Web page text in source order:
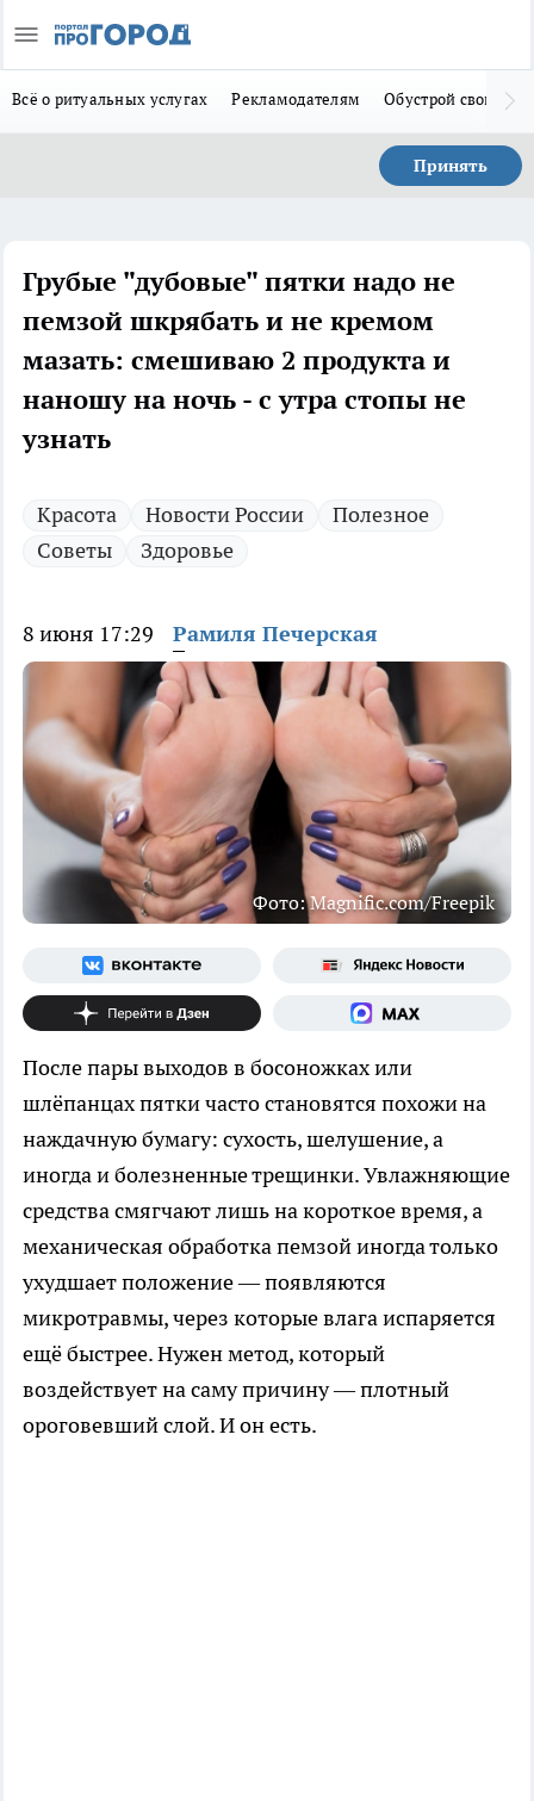
Всё о ритуальных услугах Рекламодателям Обустрой свой дом
Принять
Грубые "дубовые" пятки надо не
пемзой шкрябать и не кремом
мазать: смешиваю 2 продукта и
наношу на ночь - с утра стопы не
узнать
Красота Новости России
Полезное
Советы
Здоровье
8 июня 17:29 Рамиля Печерская
Фото: Magnific.com/Freepik
После пары выходов в босоножках или
шлёпанцах пятки часто становятся похожи на
наждачную бумагу: сухость, шелушение, а
иногда и болезненные трещинки. Увлажняющие
средства смягчают лишь на короткое время, а
механическая обработка пемзой иногда только
ухудшает положение — появляются
микротравмы, через которые влага испаряется
ещё быстрее. Нужен метод, который
воздействует на саму причину — плотный
ороговевший слой. И он есть.